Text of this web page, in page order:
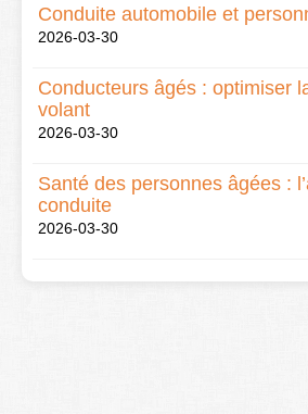
Conduite automobile et
2026-03-30
Conducteurs âgés : optimiser
volant
2026-03-30
Santé des personnes âgées :
conduite
2026-03-30